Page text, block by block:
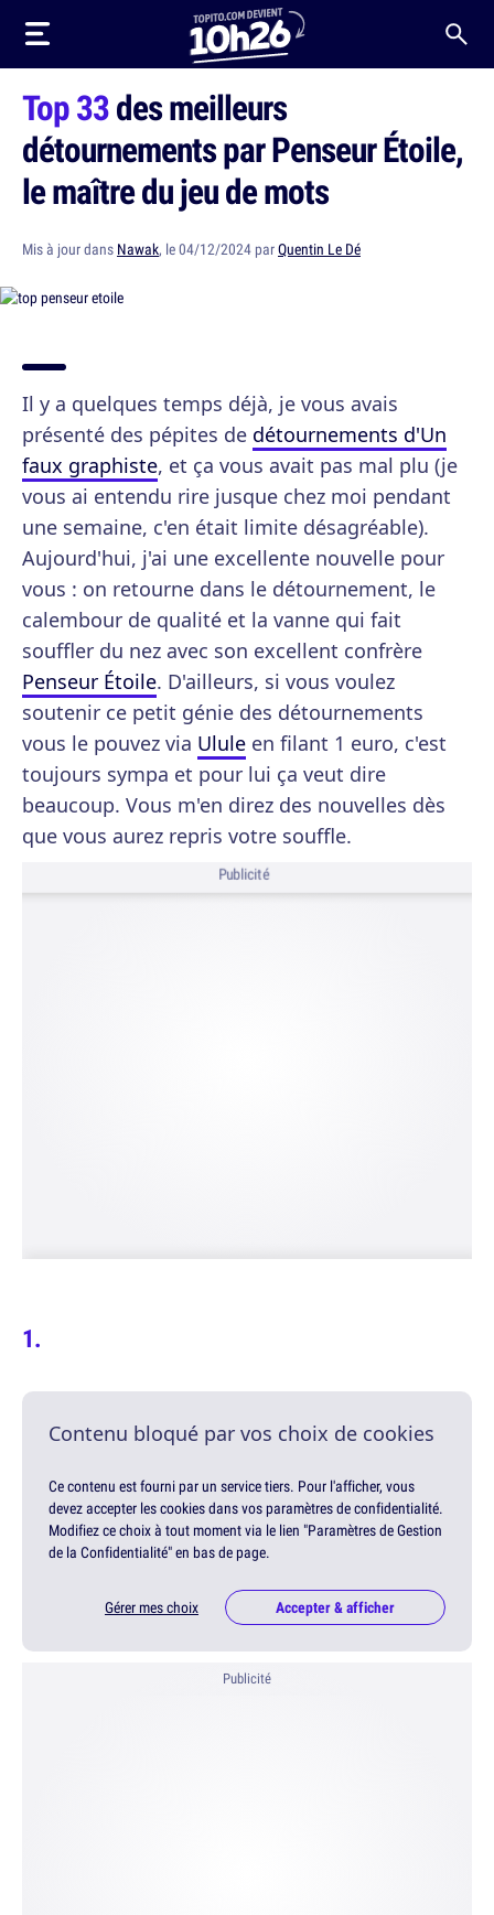
Top 33des meilleurs
détournements par Penseur Étoile,
le maître du jeu de mots
Mis à jour dans Nawak, le 04/12/2024 parQuentin Le Dé
Il y a quelques temps déjà, je vous avais
présenté des pépites de détournements d'Un
faux graphiste, et ça vous avait pas mal plu (je
vous ai entendu rire jusque chez moi pendant
une semaine, c'en était limite désagréable).
Aujourd'hui, j'ai une excellente nouvelle pour
vous : on retourne dans le détournement, le
calembour de qualité et la vanne qui fait
souffler du nez avec son excellent confrère
Penseur Étoile. D'ailleurs, si vous voulez
soutenir ce petit génie des détournements
vous le pouvez via Ulule en filant 1 euro, c'est
toujours sympa et pour lui ça veut dire
beaucoup. Vous m'en direz des nouvelles dès
que vous aurez repris votre souffle.
Publicité
Contenu bloqué par vos choix de cookies
Ce contenu est fourni par un service tiers. Pour l'afficher, vous
devez accepter les cookies dans vos paramètres de confidentialité.
Modifiez ce choix à tout moment via le lien "Paramètres de Gestion
de la Confidentialité" en bas de page.
Gérer mes choix Accepter & afficher
Publicité